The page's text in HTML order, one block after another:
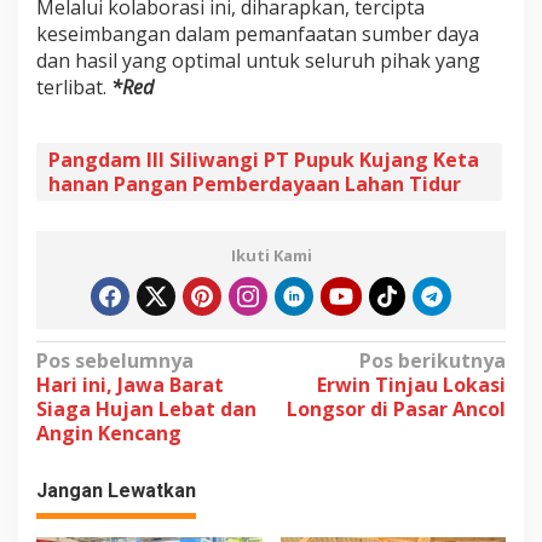
Melalui kolaborasi ini, diharapkan, tercipta
keseimbangan dalam pemanfaatan sumber daya
dan hasil yang optimal untuk seluruh pihak yang
terlibat. *Red
Pangdam III Siliwangi PT Pupuk Kujang Keta
hanan Pangan Pemberdayaan Lahan Tidur
Ikuti Kami
N
a
v
g
Pos sebelumnya
Hari ini, Jawa Barat
Siaga Hujan Lebat dan
Angin Kencang
Pos berikutnya
Erwin Tinjau Lokasi
Longsor di Pasar Ancol
Jangan Lewatkan